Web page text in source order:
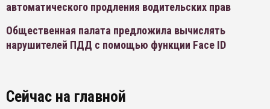
автоматического продления водительских прав
Общественная палата предложила вычислять
нарушителей ПДД с помощью функции Face ID
Сейчас на главной